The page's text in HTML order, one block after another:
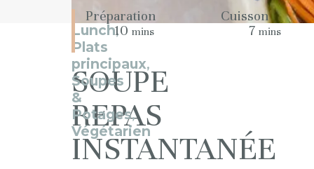
SOUPE
REPAS
INSTANTANÉE
Lunch,
Plats
principaux,
Soupes
&
Potages,
Végétarien
Préparation
10 mins
Cuisson
7 mins